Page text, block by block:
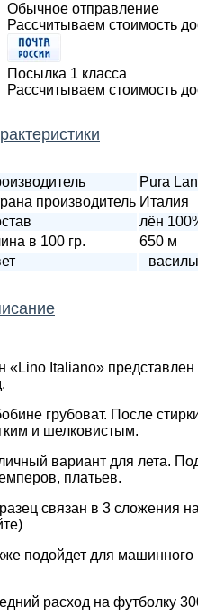
Обычное отправление
Рассчитываем стоимость
Посылка 1 класса
Рассчитываем стоимость
Pura
производитель Италия
лён
в 100 гр.
650 м
«Lino Italiano»
грубоват. После
и шелковистым.
вариант для лета.
платьев.
связан в 3 сложения
подойдет для машинного
расход на футболку